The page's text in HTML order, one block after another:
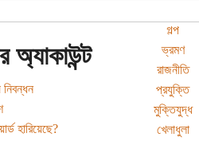
গল্প
ভ্রমণ
রাজনীতি
প্রযুক্তি
মুক্তিযুদ্ধ
খেলাধুলা
অ্যাকাউন্ট
হারিয়েছে?